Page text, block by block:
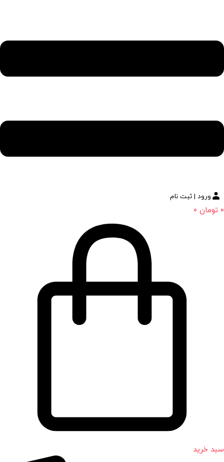
ورود | ثبت نام
0 تومان 0
سبد خرید